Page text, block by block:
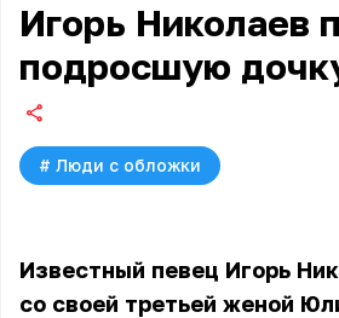
Игорь Николаев
подросшую
# Люди с обложки
Известный певец Игорь
со своей третьей женой